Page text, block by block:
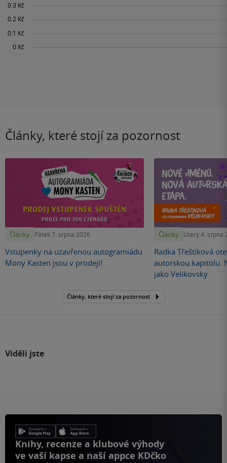
Články, které stojí za pozornost
Články Pátek 7. srpna 2026
Vstupenky na uzavřenou autogramiádu
Mony Kasten jsou v prodeji!
Články Úterý 4. srpna
Radka Třeštíková
autorskou kapitolu.
jako Velikovsky
Články, které stojí za pozornost
Viděli jste
Knihy, recenze a klubové výhody
ve vaší kapse a naší appce KDčko